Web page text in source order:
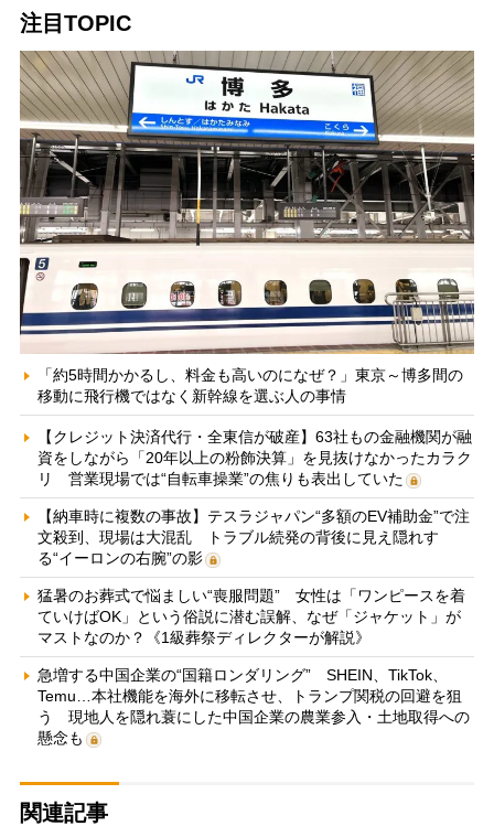
注目TOPIC
「約5時間かかるし、料金も高いのになぜ？」東京～博多間の
移動に飛行機ではなく新幹線を選ぶ人の事情
【クレジット決済代行・全東信が破産】63社もの金融機関が融
資をしながら「20年以上の粉飾決算」を見抜けなかったカラク
リ 営業現場では“自転車操業”の焦りも表出していた
【納車時に複数の事故】テスラジャパン“多額のEV補助金”で注
文殺到、現場は大混乱 トラブル続発の背後に見え隠れす
る“イーロンの右腕”の影
猛暑のお葬式で悩ましい“喪服問題” 女性は「ワンピースを着
ていけばOK」という俗説に潜む誤解、なぜ「ジャケット」が
マストなのか？《1級葬祭ディレクターが解説》
急増する中国企業の“国籍ロンダリング” SHEIN、TikTok、
Temu…本社機能を海外に移転させ、トランプ関税の回避を狙
う 現地人を隠れ蓑にした中国企業の農業参入・土地取得への
懸念も
関連記事